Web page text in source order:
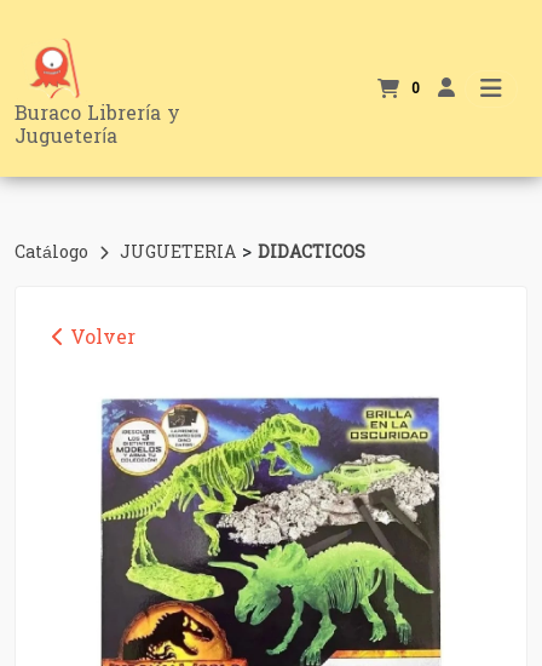
Buraco Librería y
Juguetería
0
Catálogo JUGUETERIA > DIDACTICOS
Volver